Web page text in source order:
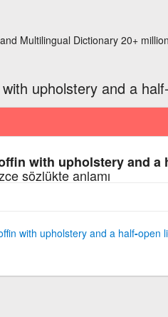
Multilingual Dictionary 20+
upholstery and a
with upholstery and a
sözlükte anlamı
with upholstery and a half-open